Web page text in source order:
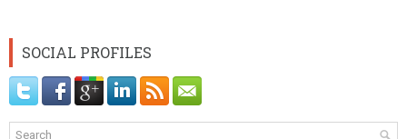
SOCIAL PROFILES